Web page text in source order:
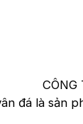
đá là sản